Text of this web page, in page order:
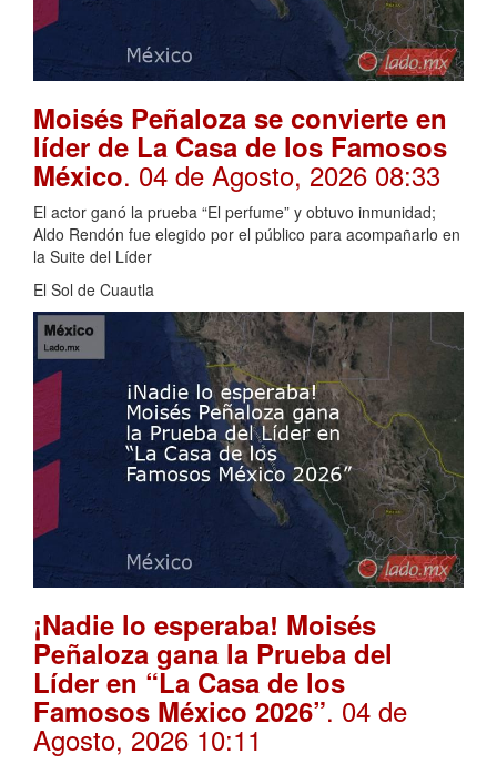
Moisés Peñaloza se convierte en
líder de La Casa de los Famosos
México. 04 de Agosto, 2026 08:33
El actor ganó la prueba “El perfume” y obtuvo inmunidad;
Aldo Rendón fue elegido por el público para acompañarlo en
la Suite del Líder
El Sol de Cuautla
¡Nadie lo esperaba! Moisés
Peñaloza gana la Prueba del
Líder en “La Casa de los
Famosos México 2026”. 04 de
Agosto, 2026 10:11